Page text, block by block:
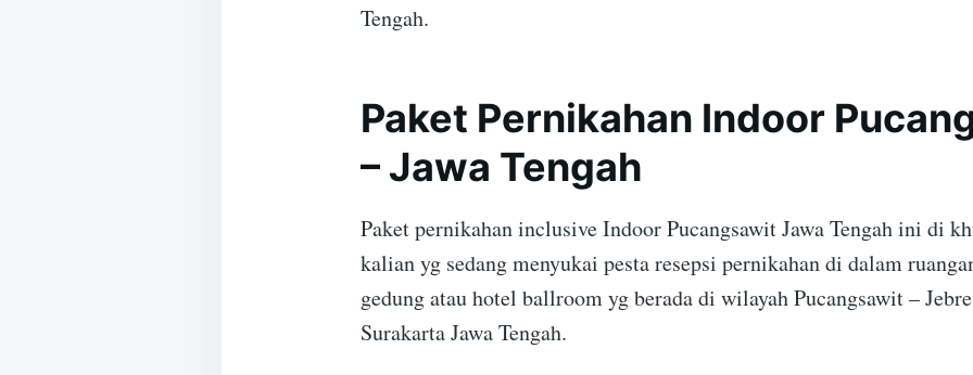
Tengah.
Paket Pernikahan Indoor
– Jawa Tengah
Paket pernikahan inclusive Indoor Pucangsawit Jawa Tengah ini di
kalian yg sedang menyukai pesta resepsi pernikahan di dalam
gedung atau hotel ballroom yg berada di wilayah Pucangsawit –
Surakarta Jawa Tengah.